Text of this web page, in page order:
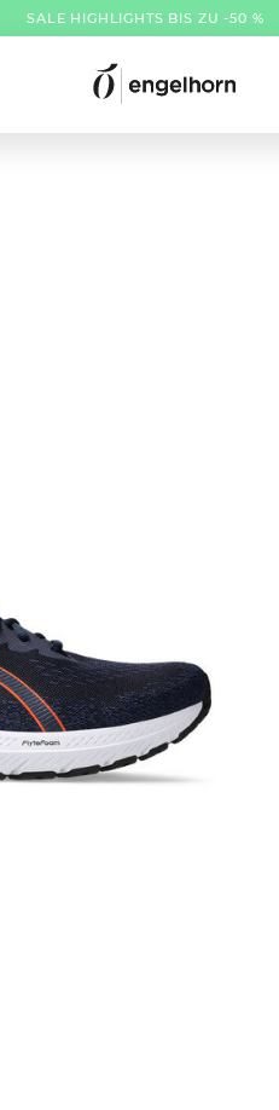
SALE HIGHLIGHTS BIS ZU -50 %